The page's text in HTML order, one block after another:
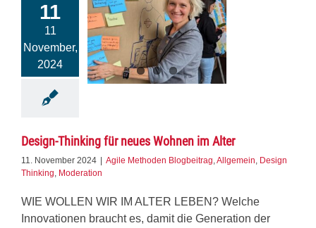
11
11
November,
2024
Design-Thinking für neues Wohnen im Alter
11. November 2024 Agile Methoden Blogbeitrag,Allgemein, Design
Thinking, Moderation
WIE WOLLEN WIR IM ALTER LEBEN? Welche
Innovationen braucht es, damit die Generation der